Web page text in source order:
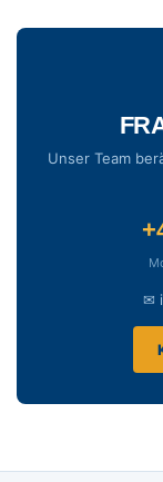
Unser Team
✉